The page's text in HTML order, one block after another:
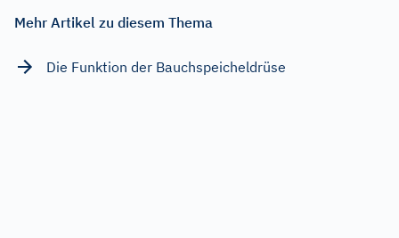
Mehr Artikel zu diesem Thema
Die Funktion der Bauchspeicheldrüse